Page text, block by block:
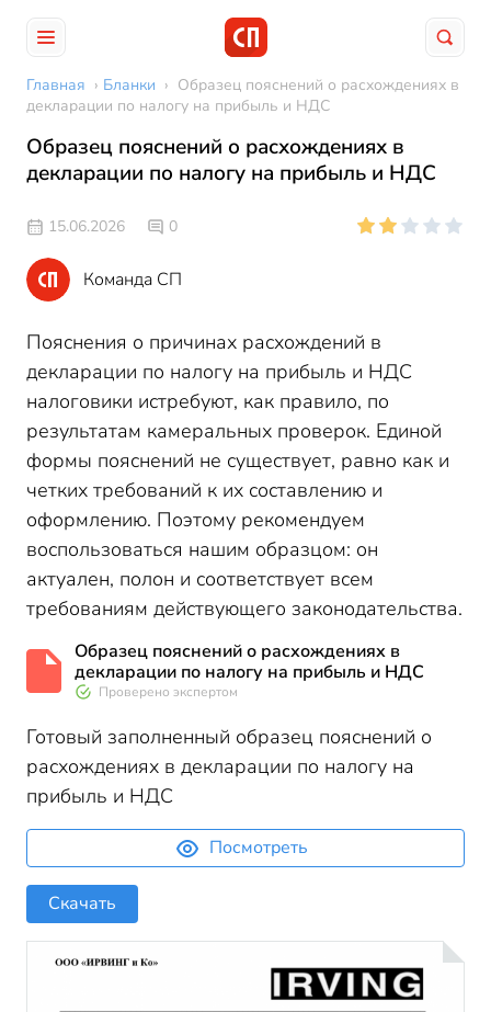
Главная › Бланки › Образец пояснений о расхождениях в
декларации по налогу на прибыль и НДС
Образец пояснений о расхождениях в
декларации по налогу на прибыль и НДС
15.06.2026 0
Команда СП
Пояснения о причинах расхождений в
декларации по налогу на прибыль и НДС
налоговики истребуют, как правило, по
результатам камеральных проверок. Единой
формы пояснений не существует, равно как и
четких требований к их составлению и
оформлению. Поэтому рекомендуем
воспользоваться нашим образцом: он
актуален, полон и соответствует всем
требованиям действующего законодательства.
Образец пояснений о расхождениях в
декларации по налогу на прибыль и НДС
Проверено экспертом
Готовый заполненный образец пояснений о
расхождениях в декларации по налогу на
прибыль и НДС
Посмотреть
Скачать